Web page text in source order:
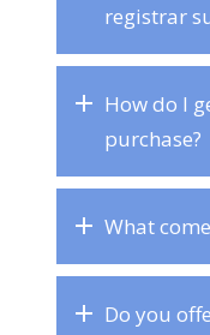
registrar
How do I
purchase?
What
Do you